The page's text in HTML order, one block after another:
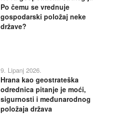
Po čemu se vrednuje
gospodarski položaj neke
države?
9. Lipanj 2026.
Hrana kao geostrateška
odrednica pitanje je moći,
sigurnosti i međunarodnog
položaja država